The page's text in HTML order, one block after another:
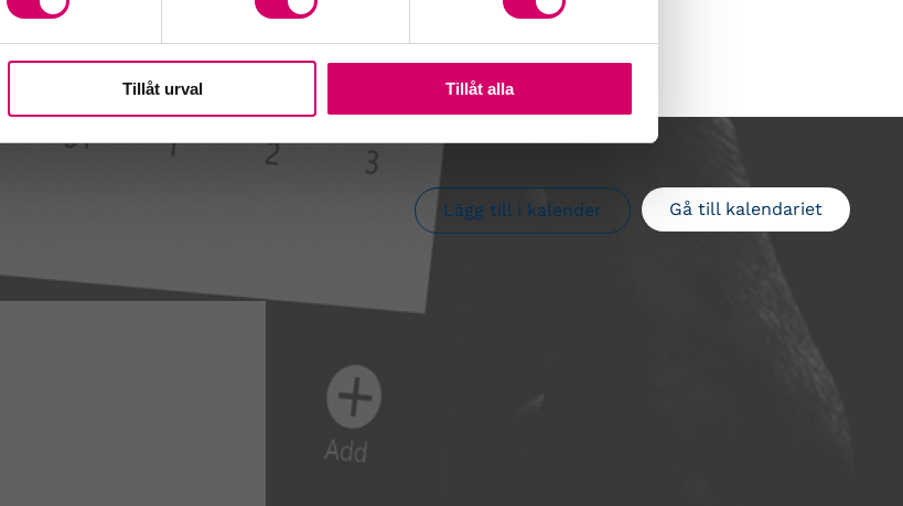
Tillåt urval Tillåt alla
Gå till kalendariet
Lägg till i kalender